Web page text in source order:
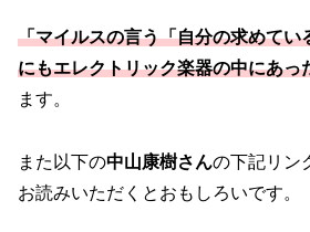
「マイルスの言う「自分の求めてい
にもエレクトリック楽器の中にあっ
ます。
また以下の中山康樹さんの下記リン
お読みいただくとおもしろいです。